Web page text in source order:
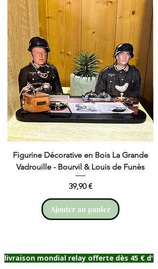
Figurine Décorative en Bois La Grande
Vadrouille - Bourvil & Louis de Funès
Prix
39,90 €
Ajouter au panier
livraison mondial relay offerte dès 45 €